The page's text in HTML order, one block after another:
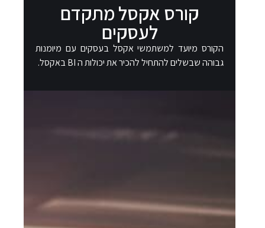
קורס אקסל מתקדם
לעסקים
הקורס מיועד למשתמשי אקסל בעסקים עם מיומנות
גבוהה שבשלים להתחיל להכיר את יכולות ה BI באקסל.